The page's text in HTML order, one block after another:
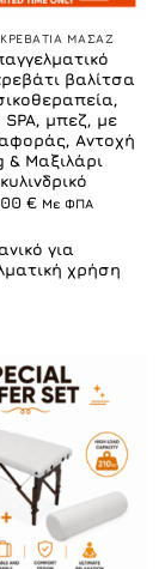
ΜΑΣΑΖ
βαλίτσα
μπεζ, με
Αντοχή
& Μαξιλάρι
€ Με ΦΠΑ
για
χρήση